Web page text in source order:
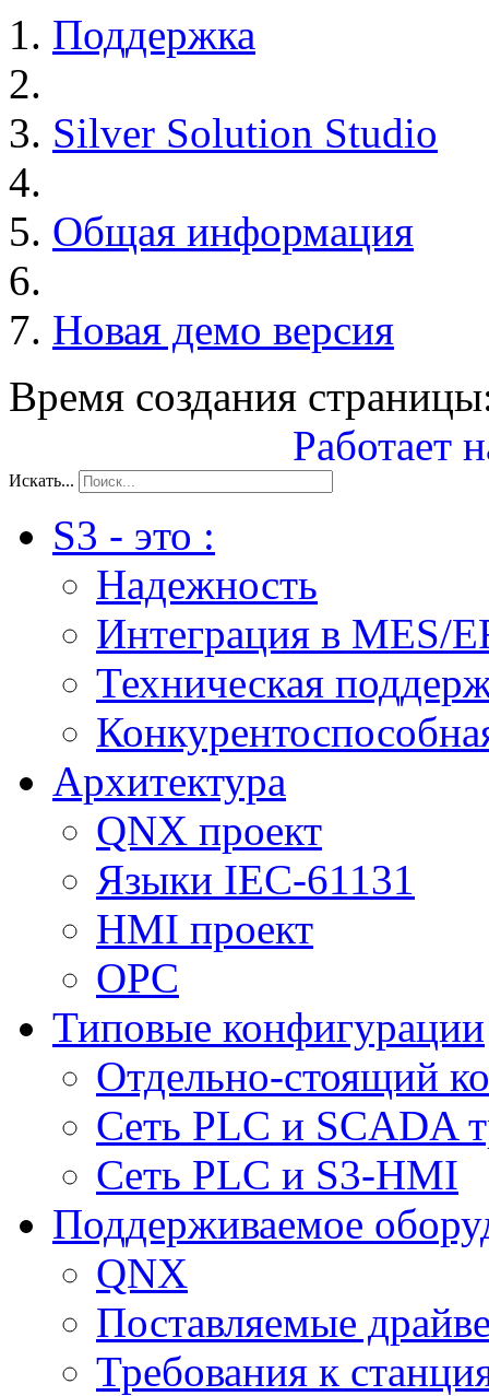
Поддержка
Silver Solution Studio
Общая информация
Новая демо версия
Время создания
Работает
Искать...
S3 - это :
Надежность
Интеграция в MES/
Техническая
Архитектура
QNX проект
Языки IEC-61131
HMI проект
ОPC
Типовые конфигурации
Отдельно-стоящий
Сеть PLC и SCADA
Сеть PLC и S3-HMI
Поддерживаемое
QNX
Поставляемые
Требования к